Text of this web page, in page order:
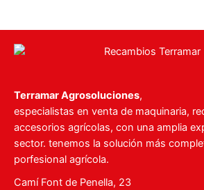
Terramar Agrosoluciones,
especialistas en venta de maquinaria,
accesorios agrícolas, con una amplia
sector. tenemos la solución más
porfesional agrícola.
Camí Font de Penella, 23